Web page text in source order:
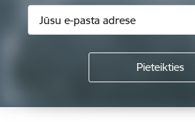
Kājene